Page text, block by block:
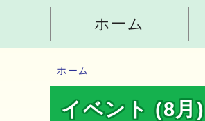
ホーム
ホーム
イベント (8月)